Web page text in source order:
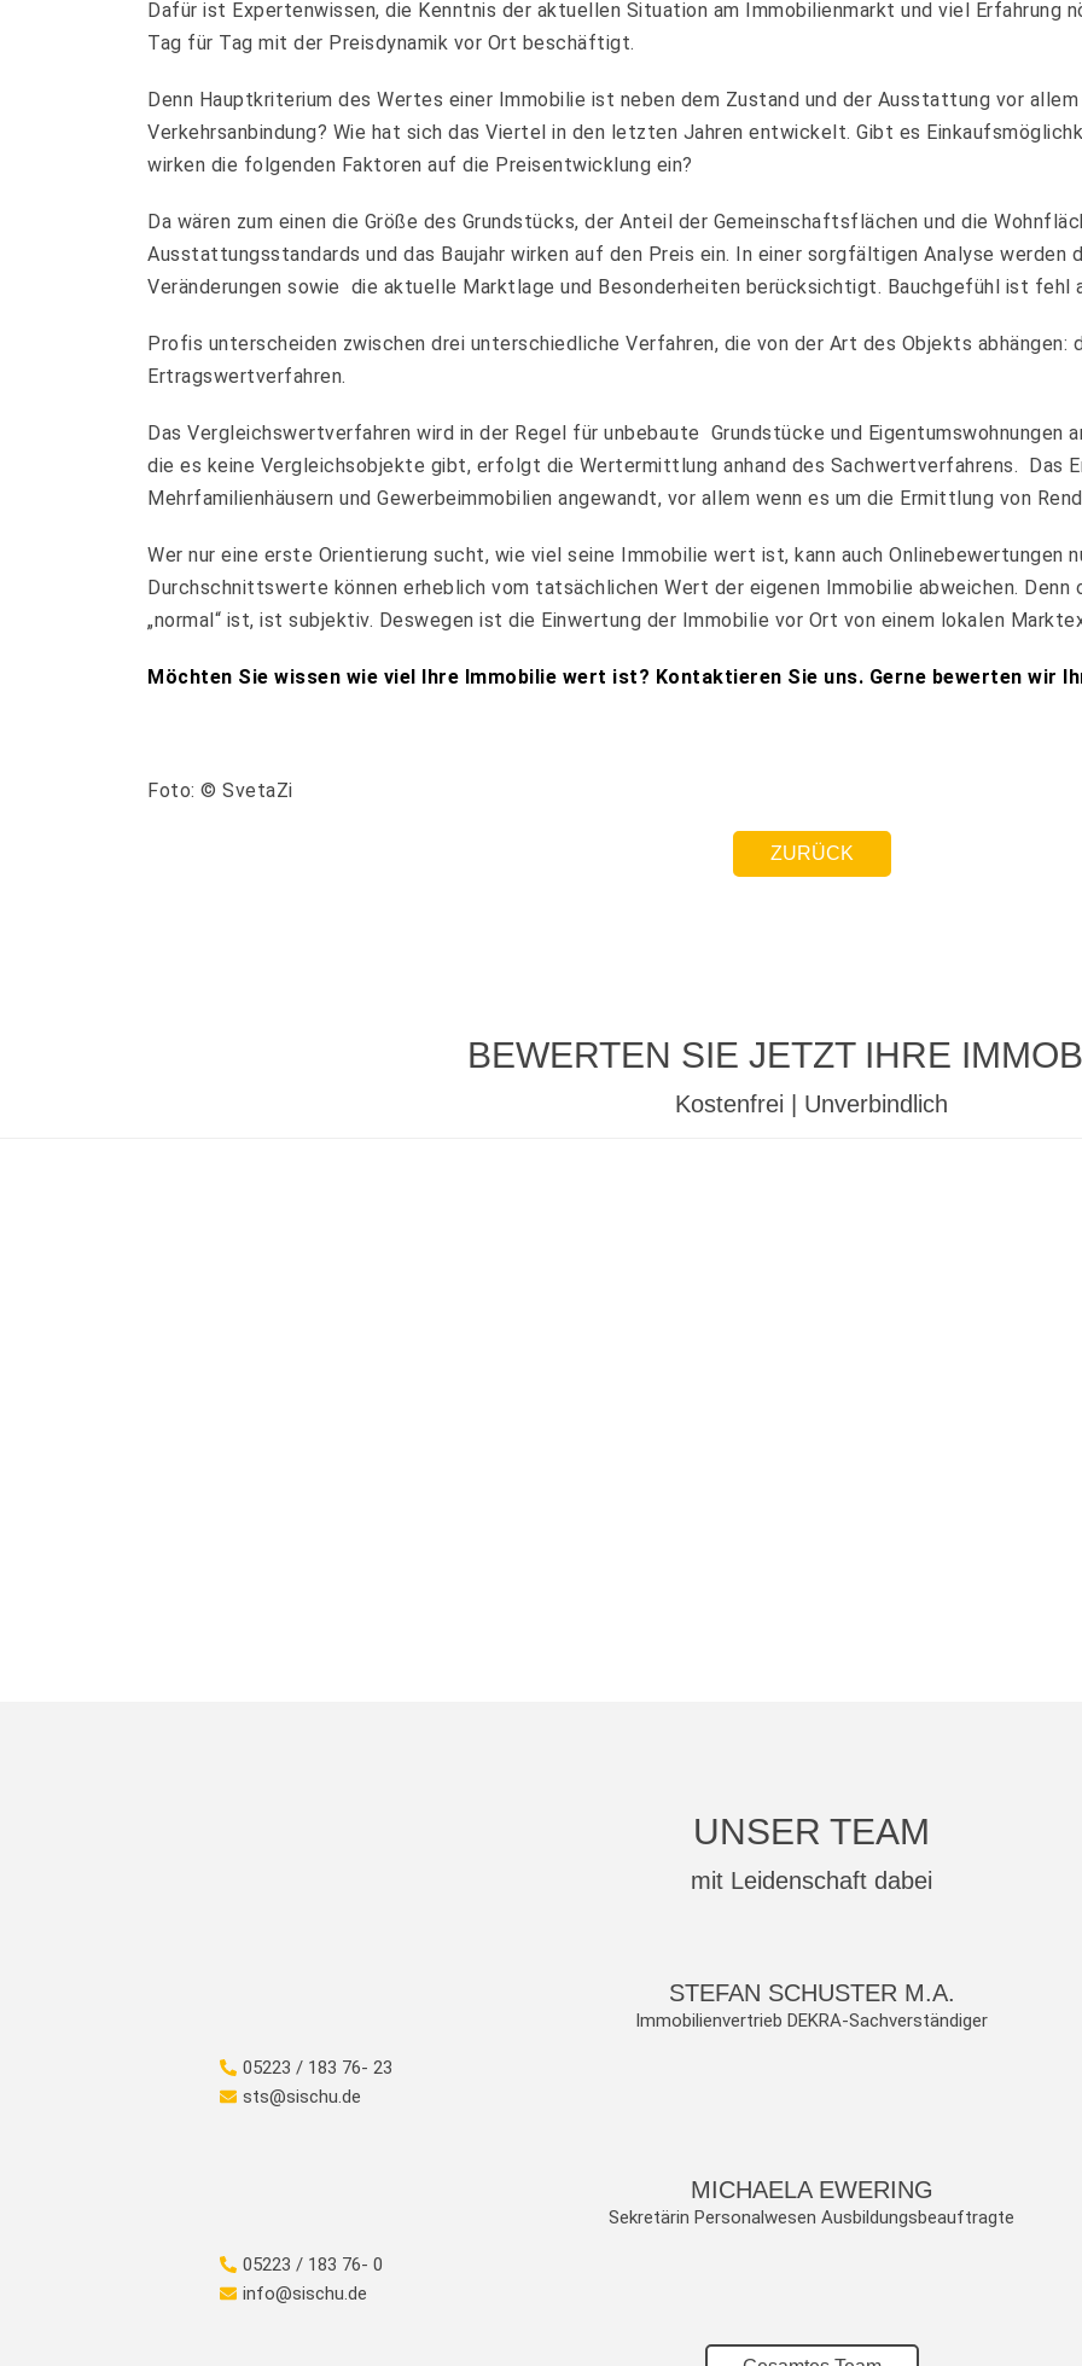
Dafür ist Expertenwissen, die Kenntnis der aktuellen Situation am Immobilienmarkt und viel Erfahrung
Tag für Tag mit der Preisdynamik vor Ort beschäftigt.
Denn Hauptkriterium des Wertes einer Immobilie ist neben dem Zustand und der Ausstattung vor
Verkehrsanbindung? Wie hat sich das Viertel in den letzten Jahren entwickelt. Gibt es
wirken die folgenden Faktoren auf die Preisentwicklung ein?
Da wären zum einen die Größe des Grundstücks, der Anteil der Gemeinschaftsflächen und die
Ausstattungsstandards und das Baujahr wirken auf den Preis ein. In einer sorgfältigen Analyse werden
Veränderungen sowie die aktuelle Marktlage und Besonderheiten berücksichtigt. Bauchgefühl ist fehl
Profis unterscheiden zwischen drei unterschiedliche Verfahren, die von der Art des Objekts
Ertragswertverfahren.
Das Vergleichswertverfahren wird in der Regel für unbebaute Grundstücke und Eigentumswohnungen
die es keine Vergleichsobjekte gibt, erfolgt die Wertermittlung anhand des Sachwertverfahrens. Das
Mehrfamilienhäusern und Gewerbeimmobilien angewandt, vor allem wenn es um die Ermittlung von
Wer nur eine erste Orientierung sucht, wie viel seine Immobilie wert ist, kann auch Onlinebewertungen
Durchschnittswerte können erheblich vom tatsächlichen Wert der eigenen Immobilie abweichen.
„normal“ ist, ist subjektiv. Deswegen ist die Einwertung der Immobilie vor Ort von einem lokalen
Möchten Sie wissen wie viel Ihre Immobilie wert ist? Kontaktieren Sie uns. Gerne bewerten wir
Foto: © SvetaZi
ZURÜCK
BEWERTEN SIE JETZT IHRE
Kostenfrei | Unverbindlich
UNSER TEAM
mit Leidenschaft dabei
STEFAN SCHUSTER M.A.
Immobilienvertrieb DEKRA-Sachverständiger
05223 / 183 76- 23
sts@sischu.de
MICHAELA EWERING
Sekretärin Personalwesen Ausbildungsbeauftragte
05223 / 183 76- 0
info@sischu.de